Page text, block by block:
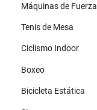
Máquinas de Fuerza
Tenis de Mesa
Ciclismo Indoor
Boxeo
Bicicleta Estática